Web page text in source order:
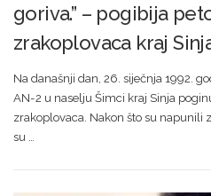
goriva.” – pogibija
zrakoplovaca kraj
Na današnji dan, 26. siječnja 1992.
AN-2 u naselju Šimci kraj Sinja
zrakoplovaca. Nakon što su napunili
su …